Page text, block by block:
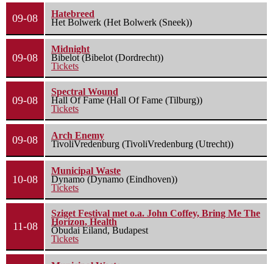
09-08
Hatebreed
Het Bolwerk (Het Bolwerk (Sneek))
09-08
Midnight
Bibelot (Bibelot (Dordrecht))
Tickets
09-08
Spectral Wound
Hall Of Fame (Hall Of Fame (Tilburg))
Tickets
09-08
Arch Enemy
TivoliVredenburg (TivoliVredenburg (Utrecht))
10-08
Municipal Waste
Dynamo (Dynamo (Eindhoven))
Tickets
11-08
Sziget Festival met o.a. John Coffey, Bring Me The
Horizon, Health
Óbudai Eiland, Budapest
Tickets